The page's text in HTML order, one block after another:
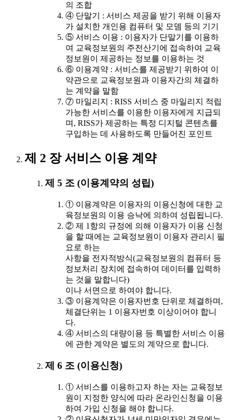
의 조합
④ 단말기 : 서비스 제공을 받기 위해 이용자
가 설치한 개인용 컴퓨터 및 모뎀 등의 기기
⑤ 서비스 이용 : 이용자가 단말기를 이용하
여 교육정보원의 주전산기에 접속하여 교육
정보원이 제공하는 정보를 이용하는 것
⑥ 이용계약 : 서비스를 제공받기 위하여 이
약관으로 교육정보원과 이용자간의 체결하
는 계약을 말함
⑦ 마일리지 : RISS 서비스 중 마일리지 적립
가능한 서비스를 이용한 이용자에게 지급되
며, RISS가 제공하는 특정 디지털 콘텐츠를
구입하는 데 사용하도록 만들어진 포인트
제 2 장 서비스 이용 계약
제 5 조 (이용계약의 성립)
① 이용계약은 이용자의 이용신청에 대한 교
육정보원의 이용 승낙에 의하여 성립됩니다.
② 제 1항의 규정에 의해 이용자가 이용 신청
을 할 때에는 교육정보원이 이용자 관리시 필
요로 하는
사항을 전자적방식(교육정보원의 컴퓨터 등
정보처리 장치에 접속하여 데이터를 입력하
는 것을 말합니다)
이나 서면으로 하여야 합니다.
③ 이용계약은 이용자번호 단위로 체결하며,
체결단위는 1 이용자번호 이상이어야 합니
다.
④ 서비스의 대량이용 등 특별한 서비스 이용
에 관한 계약은 별도의 계약으로 합니다.
제 6 조 (이용신청)
① 서비스를 이용하고자 하는 자는 교육정보
원이 지정한 양식에 따라 온라인신청을 이용
하여 가입 신청을 해야 합니다.